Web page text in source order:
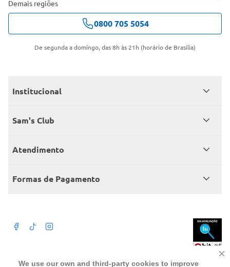
We use our own and third-party cookies to improve
Demais regiões
0800 705 5054
De segunda a domingo, das 8h às 21h (horário de Brasília)
Institucional
Quem somos
Encontre um Clube
Sam's Club
Seja sócio
Member’s Mark
Atendimento
Fale conosco
Atendimento em libras
Formas de Pagamento
Beba com moderação. A Venda e o consumo de bebida alcoólica são